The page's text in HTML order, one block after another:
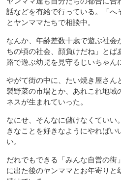
話などを有給で行っている。「へ
とヤンママたちで相談中。
なんか、年齢差数十歳で遊ぶ社会
ちの頃の社会、顔負けだね」とば
路で遊ぶ幼児を見守るじいちゃん
やがて街の中に、たい焼き屋さん
製野菜の市場とか、あれこれ地域
ネスが生まれていった。
なにせ、そんなに儲けなくていい
きなことを好きなようにやればい
い。
だれでもできる「みんな自営の街
に出た後のヤンママとお年寄りと